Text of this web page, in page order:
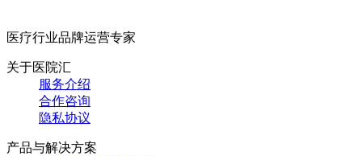
医疗行业品牌运营专家
关于医院汇
服务介绍
合作咨询
隐私协议
产品与解决方案